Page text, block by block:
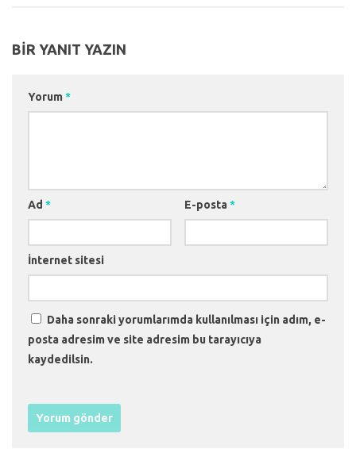
BIR YANIT YAZIN
Yorum *
Ad * E-posta *
İnternet sitesi
Daha sonraki yorumlarımda kullanılması için adım, e-
posta adresim ve site adresim bu tarayıcıya
kaydedilsin.